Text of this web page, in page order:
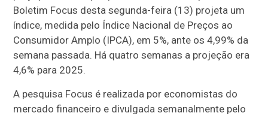
Boletim Focus desta segunda-feira (13) projeta um
índice, medida pelo Índice Nacional de Preços ao
Consumidor Amplo (IPCA), em 5%, ante os 4,99% da
semana passada. Há quatro semanas a projeção era
4,6% para 2025.
A pesquisa Focus é realizada por economistas do
mercado financeiro e divulgada semanalmente pelo